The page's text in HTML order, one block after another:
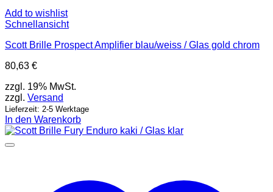
Add to wishlist
Schnellansicht
Scott Brille Prospect Amplifier blau/weiss / Glas gold chrom
80,63 €
zzgl. 19% MwSt.
zzgl. Versand
Lieferzeit: 2-5 Werktage
In den Warenkorb